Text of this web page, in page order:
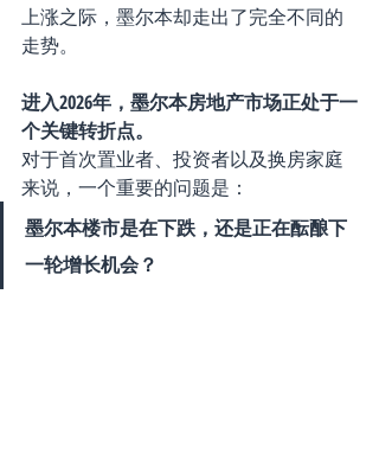
上涨之际，墨尔本却走出了完全不同的
走势。
进入2026年，墨尔本房地产市场正处于一
个关键转折点。
对于首次置业者、投资者以及换房家庭
来说，一个重要的问题是：
墨尔本楼市是在下跌，还是正在酝酿下
一轮增长机会？